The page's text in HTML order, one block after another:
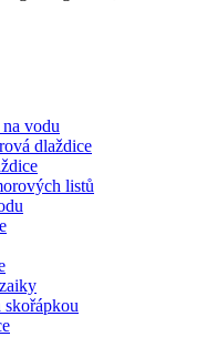
vodu
dlaždice
listů
skořápkou